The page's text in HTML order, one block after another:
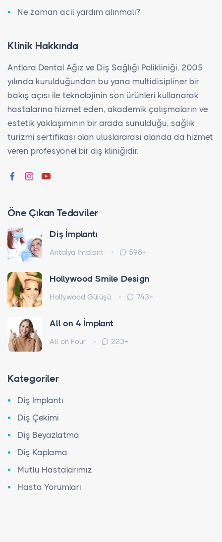
Ne zaman acil yardım alınmalı?
Klinik Hakkında
Antlara Dental Ağız ve Diş Sağlığı Polikliniği, 2005
yılında kurulduğundan bu yana multidisipliner bir
bakış açısı ile teknolojinin son ürünleri kullanarak
hastalarına hizmet eden, akademik çalışmaların ve
estetik yaklaşımının bir arada sunulduğu, sağlık
turizmi sertifikası olan uluslararası alanda da hizmet
veren profesyonel bir diş kliniğidir.
Öne Çıkan Tedaviler
Diş İmplantı
Antalya Implant 598+
Hollywood Smile Design
Hollywood Gülüşü 743+
All on 4 İmplant
All on Four 223+
Kategoriler
Diş İmplantı
Diş Çekimi
Diş Beyazlatma
Diş Kaplama
Mutlu Hastalarımız
Hasta Yorumları